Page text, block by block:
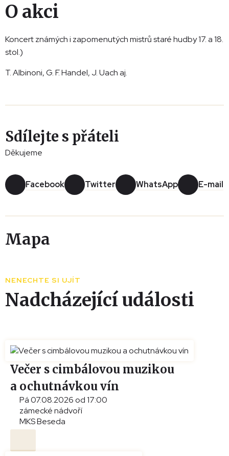
O akci
Koncert známých i zapomenutých mistrů staré hudby 17. a 18.
stol.)
T. Albinoni, G. F. Handel, J. Uach aj.
Sdílejte s přáteli
Děkujeme
Facebook Twitter WhatsApp E-mail
Mapa
NENECHTE SI UJÍT
Nadcházející události
Večer s cimbálovou muzikou
a ochutnávkou vín
Pá 07.08.2026 od 17:00
zámecké nádvoří
MKS Beseda